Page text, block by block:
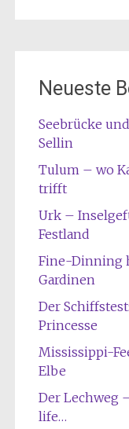
Neueste
Seebrücke
Sellin
Tulum – wo
trifft
Urk –
Festland
Fine-Dinning
Gardinen
Der
Princesse
Mississippi-
Elbe
Der Lechweg
life…